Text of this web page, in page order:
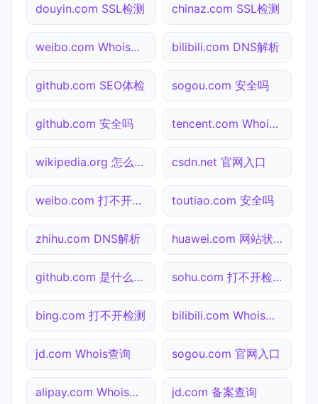
douyin.com SSL检测 chinaz.com SSL检测
weibo.com Whois查询 bilibili.com DNS解析
github.com SEO体检 sogou.com 安全吗
github.com 安全吗 tencent.com Whois查询
wikipedia.org 怎么进入 csdn.net 官网入口
weibo.com 打不开检测 toutiao.com 安全吗
zhihu.com DNS解析 huawei.com 网站状态
github.com 是什么网站 sohu.com 打不开检测
bing.com 打不开检测 bilibili.com Whois查询
jd.com Whois查询 sogou.com 官网入口
alipay.com Whois查询 jd.com 备案查询